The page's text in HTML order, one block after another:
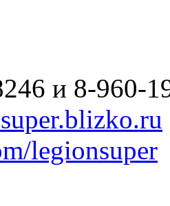
и 8-960-
legionsuper